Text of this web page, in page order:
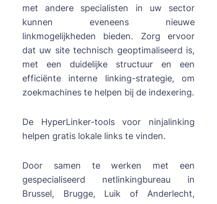
met andere specialisten in uw sector
kunnen eveneens nieuwe
linkmogelijkheden bieden. Zorg ervoor
dat uw site technisch geoptimaliseerd is,
met een duidelijke structuur en een
efficiënte interne linking-strategie, om
zoekmachines te helpen bij de indexering.
De HyperLinker-tools voor ninjalinking
helpen gratis lokale links te vinden.
Door samen te werken met een
gespecialiseerd netlinkingbureau in
Brussel, Brugge, Luik of Anderlecht,